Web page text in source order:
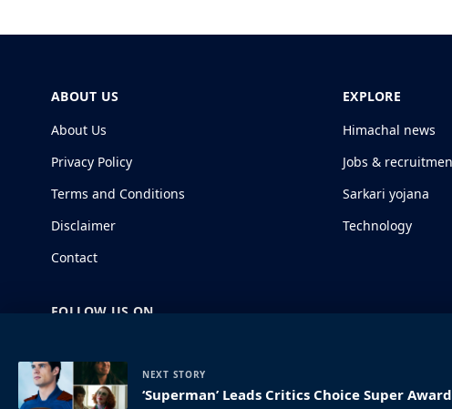
NEXT STORY
‘Superman’ Leads Critics Choice Super
ABOUT US
About Us
Privacy Policy
Terms and Conditions
Disclaimer
Contact
EXPLORE
Himachal news
Jobs &
Sarkari yojana
Technology
FOLLOW US ON
© 2026 HimachalGovt.com | Privacy Policy | About Us | Terms and